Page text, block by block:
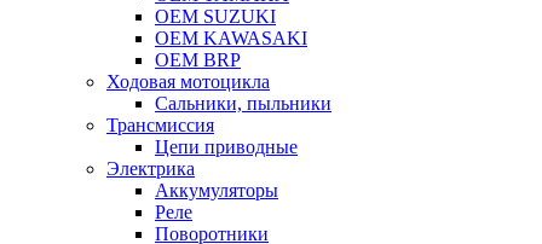
OEM SUZUKI
OEM KAWASAKI
OEM BRP
Ходовая мотоцикла
Сальники, пыльники
Трансмиссия
Цепи приводные
Электрика
Аккумуляторы
Реле
Поворотники